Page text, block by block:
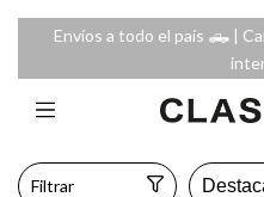
Envíos a todo el país 🛻 |
Filtrar